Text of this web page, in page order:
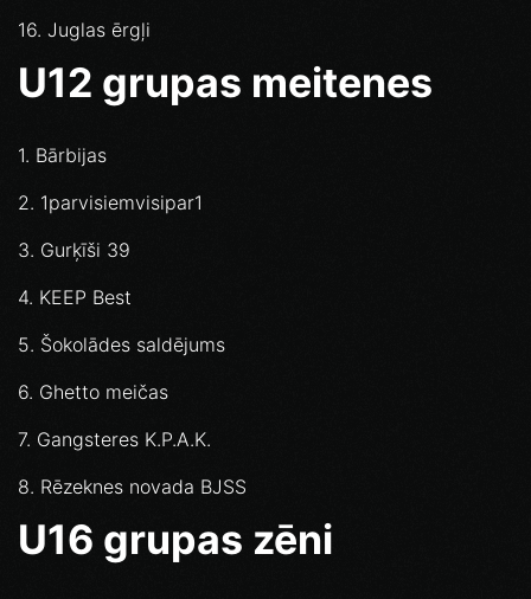
16. Juglas ērgļi
U12 grupas meitenes
1. Bārbijas
2. 1parvisiemvisipar1
3. Gurķīši 39
4. KEEP Best
5. Šokolādes saldējums
6. Ghetto meičas
7. Gangsteres K.P.A.K.
8. Rēzeknes novada BJSS
U16 grupas zēni